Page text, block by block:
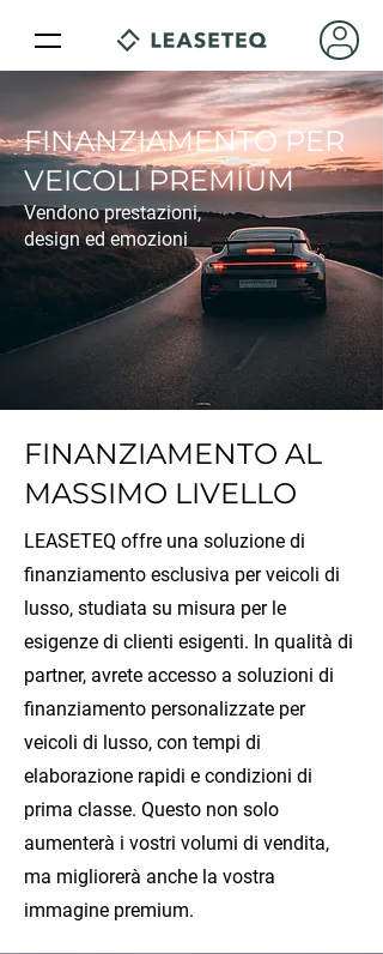
FINANZIAMENTO PER
VEICOLI PREMIUM
Vendono prestazioni,
design ed emozioni
FINANZIAMENTO AL
MASSIMO LIVELLO
LEASETEQ offre una soluzione di
finanziamento esclusiva per veicoli di
lusso, studiata su misura per le
esigenze di clienti esigenti. In qualità di
partner, avrete accesso a soluzioni di
finanziamento personalizzate per
veicoli di lusso, con tempi di
elaborazione rapidi e condizioni di
prima classe. Questo non solo
aumenterà i vostri volumi di vendita,
ma migliorerà anche la vostra
immagine premium.